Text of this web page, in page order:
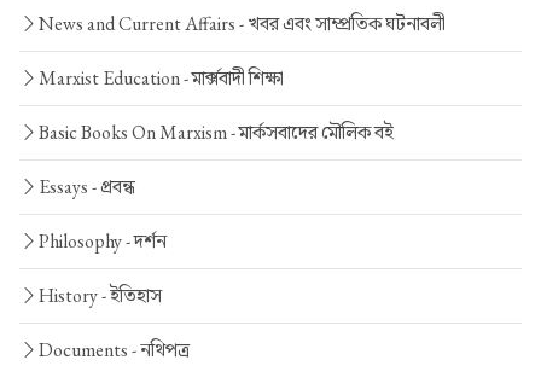
News and Current Affairs -খবর এবং সাম্প্রতিক ঘটনাবলী
Marxist Education -মার্ক্সবাদী শিক্ষা
Basic Books On Marxism -মার্কসবাদের মৌলিক বই
Essays -প্রবন্ধ
Philosophy -দর্শন
History -ইতিহাস
Documents -নথিপত্র